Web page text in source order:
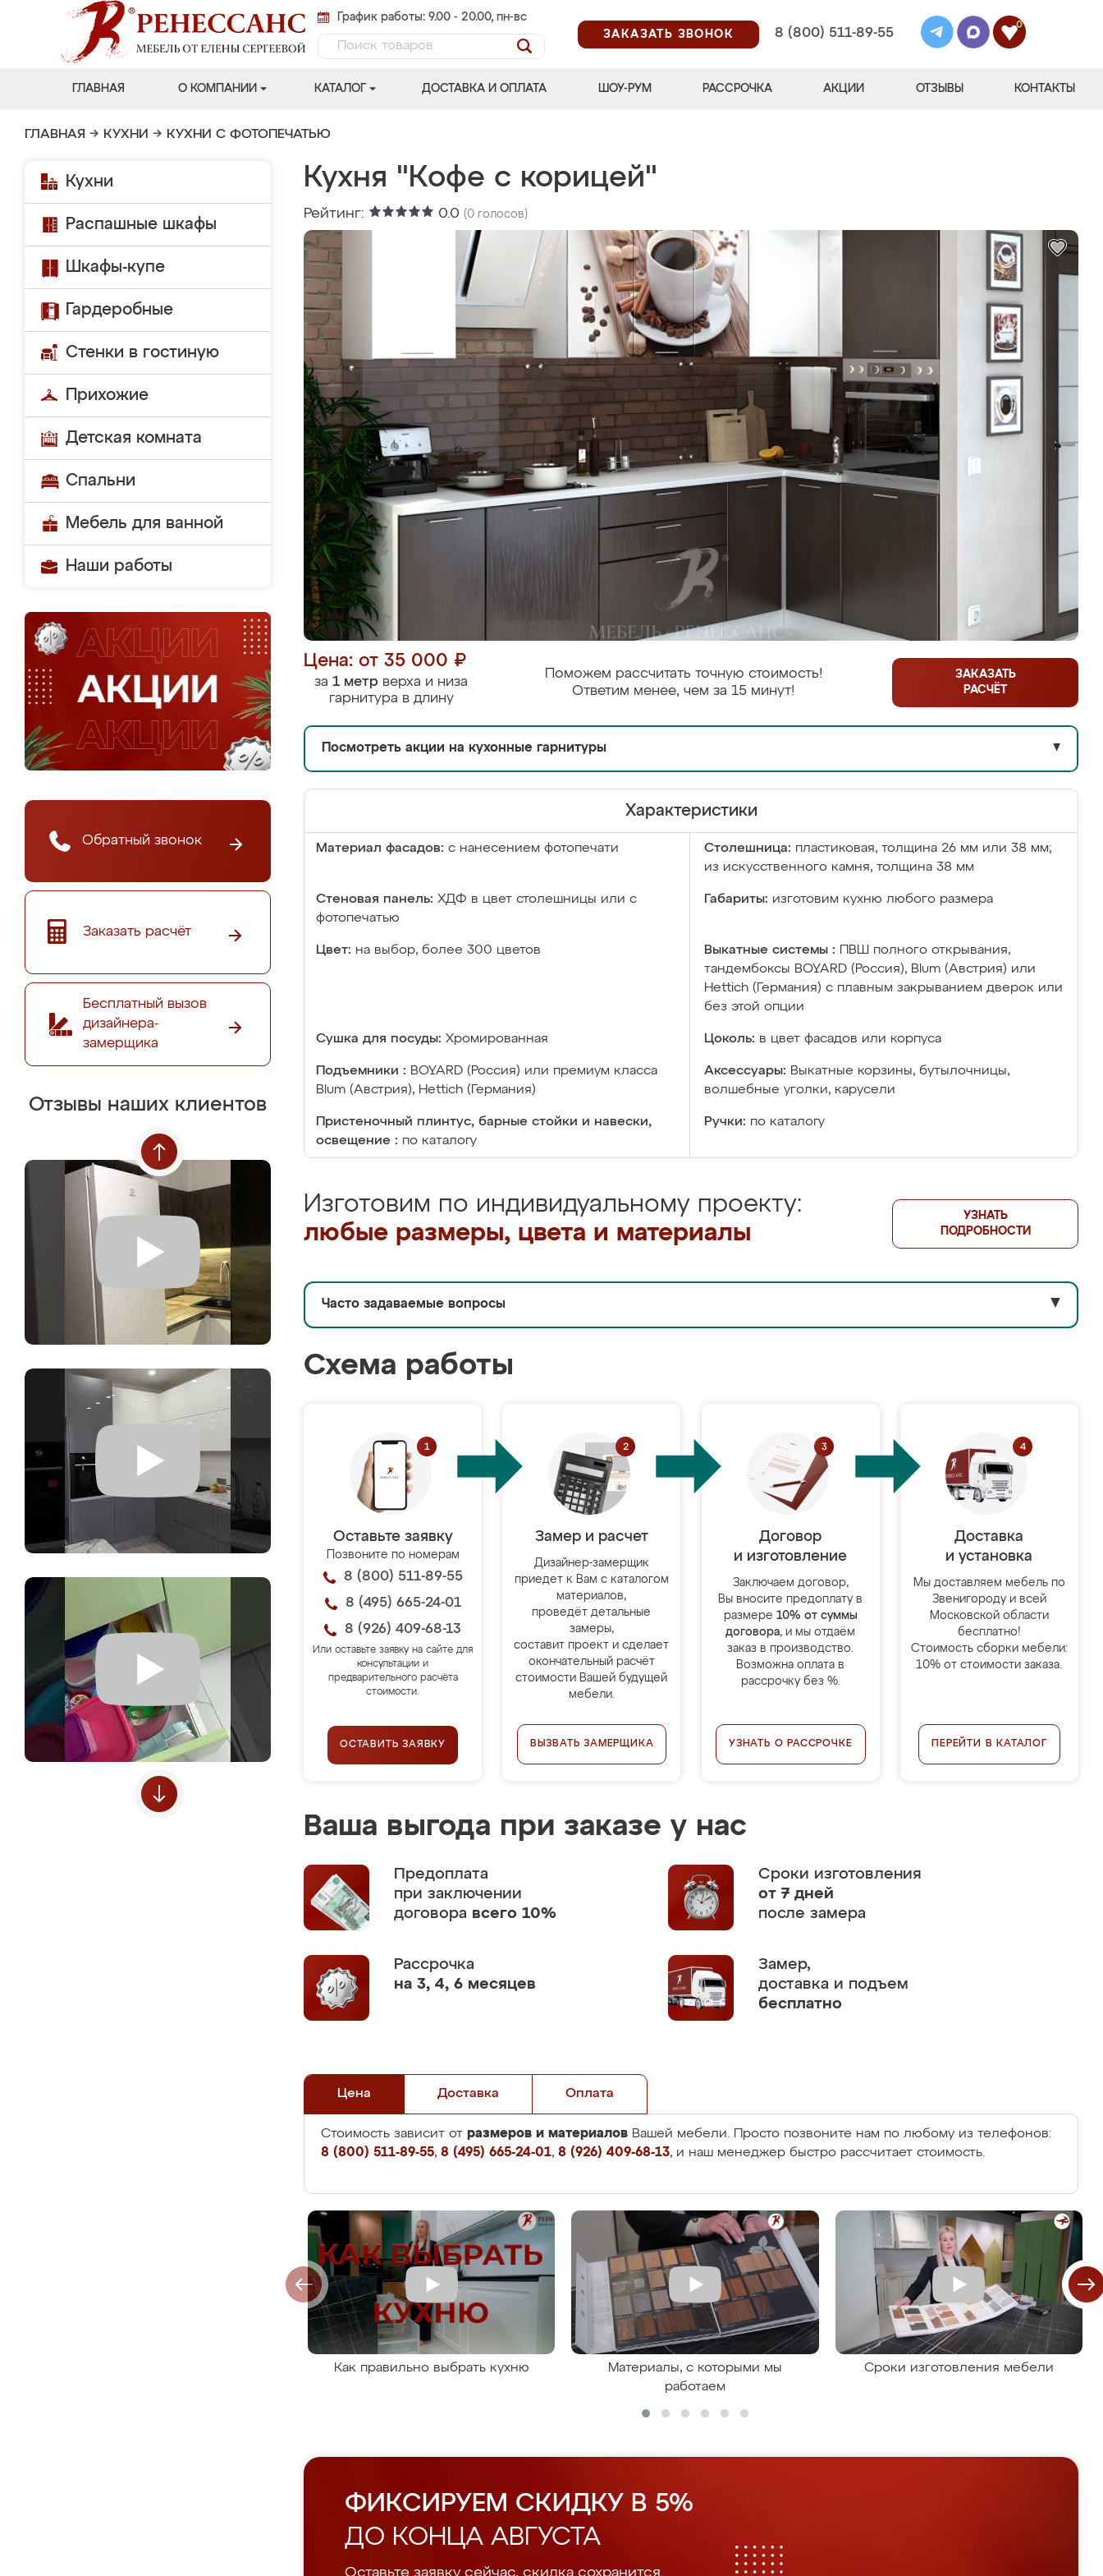
График работы: 9.00 - 20.00, пн-вс
ЗАКАЗАТЬ ЗВОНОК
8 (800) 511-89-55
0
ГЛАВНАЯ О КОМПАНИИ КАТАЛОГ ДОСТАВКА И ОПЛАТА ШОУ-РУМ РАССРОЧКА АКЦИИ ОТЗЫВЫ КОНТАКТЫ
ГЛАВНАЯ → КУХНИ → КУХНИ С ФОТОПЕЧАТЬЮ
Кухни
Распашные шкафы
Шкафы-купе
Гардеробные
Стенки в гостиную
Прихожие
Детская комната
Спальни
Мебель для ванной
Наши работы
Обратный звонок
Заказать расчёт
Бесплатный вызов
дизайнера-
замерщика
Отзывы наших клиентов
Кухня "Кофе с корицей"
Рейтинг: 0.0 (0 голосов)
Цена: от 35 000 ₽
за 1 метр верха и низа
гарнитура в длину
Поможем рассчитать точную стоимость!
Ответим менее, чем за 15 минут!
ЗАКАЗАТЬ
РАСЧЁТ
Посмотреть акции на кухонные гарнитуры ▼
Характеристики
Материал фасадов: с нанесением фотопечати Столешница: пластиковая, толщина 26 мм или 38 мм;
из искусственного камня, толщина 38 мм
Стеновая панель: ХДФ в цвет столешницы или с
фотопечатью
Габариты: изготовим кухню любого размера
Цвет: на выбор, более 300 цветов Выкатные системы :
ПВШ полного открывания,
тандембоксы BOYARD (Россия), Blum (Австрия) или
Hettich (Германия) с плавным закрыванием дверок или
без этой опции
Сушка для посуды: Хромированная Цоколь: в цвет фасадов или корпуса
Подъемники : BOYARD (Россия) или премиум класса
Blum (Австрия), Hettich (Германия)
Аксессуары: Выкатные корзины, бутылочницы,
волшебные уголки, карусели
Пристеночный плинтус, барные стойки и навески,
освещение : по каталогу
Ручки: по каталогу
Изготовим по индивидуальному проекту:
любые размеры, цвета и материалы
УЗНАТЬ
ПОДРОБНОСТИ
Часто задаваемые вопросы ▼
Схема работы
Оставьте заявку
Позвоните по номерам
8 (800) 511-89-55
8 (495) 665-24-01
8 (926) 409-68-13
Или оставьте заявку на сайте для
консультации и
предварительного расчёта
стоимости.
ОСТАВИТЬ ЗАЯВКУ
Замер и расчет
Дизайнер-замерщик
приедет к Вам с каталогом
материалов,
проведёт детальные
замеры,
составит проект и сделает
окончательный расчёт
стоимости Вашей будущей
мебели.
ВЫЗВАТЬ ЗАМЕРЩИКА
Договор
и изготовление
Заключаем договор,
Вы вносите предоплату в
размере 10% от суммы
договора, и мы отдаём
заказ в производство.
Возможна оплата в
рассрочку без %.
УЗНАТЬ О РАССРОЧКЕ
Доставка
и установка
Мы доставляем мебель по
Звенигороду и всей
Московской области
бесплатно!
Стоимость сборки мебели:
10% от стоимости заказа.
ПЕРЕЙТИ В КАТАЛОГ
Ваша выгода при заказе у нас
Предоплата
при заключении
договора всего 10%
Сроки изготовления
от 7 дней
после замера
Рассрочка
на 3, 4, 6 месяцев
Замер,
доставка и подъем
бесплатно
Цена Доставка Оплата
Стоимость зависит от размеров и материалов Вашей мебели. Просто позвоните нам по любому из телефонов:
8 (800) 511-89-55, 8 (495) 665-24-01, 8 (926) 409-68-13, и наш менеджер быстро рассчитает стоимость.
Как правильно выбрать кухню
Материалы, с которыми мы
работаем
Сроки изготовления мебели
ФИКСИРУЕМ СКИДКУ В 5%
ДО КОНЦА АВГУСТА
Оставьте заявку сейчас, скидка сохранится.